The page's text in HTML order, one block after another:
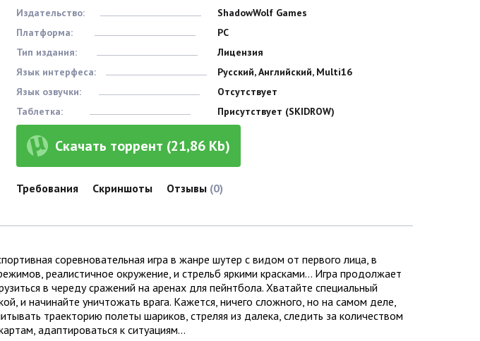
Издательство:
ShadowWolf Games
Платформа:
PC
Тип издания:
Лицензия
Язык интерфеса:
Русский, Английский, Multi16
Язык озвучки:
Отсутствует
Таблетка:
Присутствует (SKIDROW)
Скачать торрент (21,86 Kb)
Требования Скриншоты Отзывы (0)
соревновательная игра в жанре шутер с видом от первого лица, в
реалистичное окружение, и стрельб яркими красками… Игра продолжает
в череду сражений на аренах для пейнтбола. Хватайте специальный
и начинайте уничтожать врага. Кажется, ничего сложного, но на самом деле,
траекторию полеты шариков, стреляя из далека, следить за количеством
адаптироваться к ситуациям…